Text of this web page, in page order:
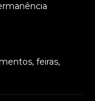
feiras,